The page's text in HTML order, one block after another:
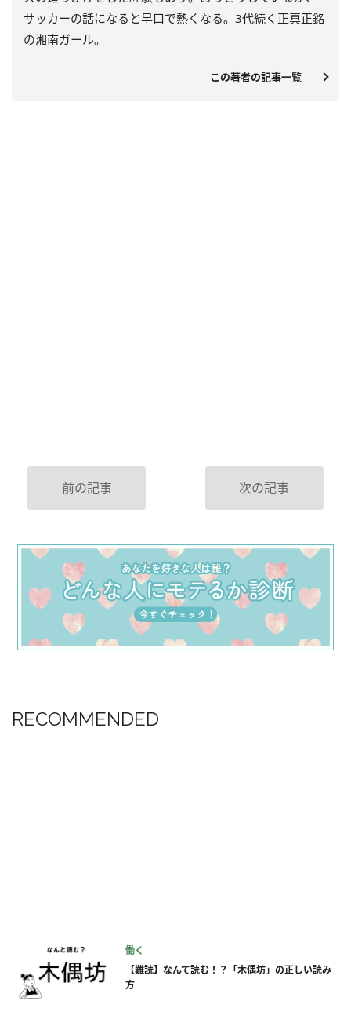
サッカーの話になると早口で熱くなる。3代続く正真正銘
の湘南ガール。
この著者の記事一覧
前の記事 次の記事
RECOMMENDED
働く
【難読】なんて読む！？「木偶坊」の正しい読み
方